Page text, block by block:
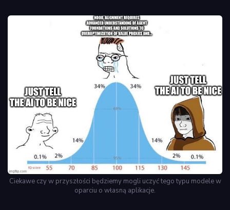
Ciekawe czy w przyszłości będziemy mogli uczyć tego typu modele w
oparciu o własną aplikacje.